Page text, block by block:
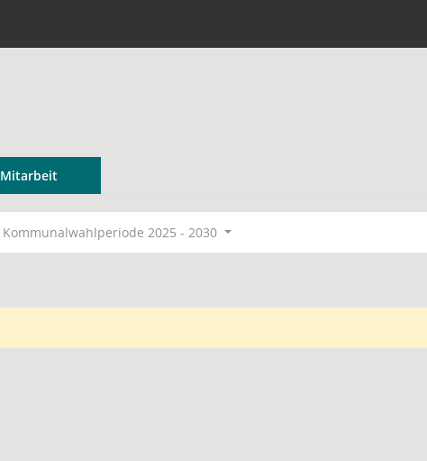
Mitarbeit
Kommunalwahlperiode 2025 - 2030